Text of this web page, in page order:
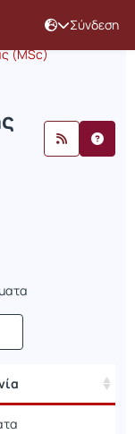
Σύνδεση
(MSc)